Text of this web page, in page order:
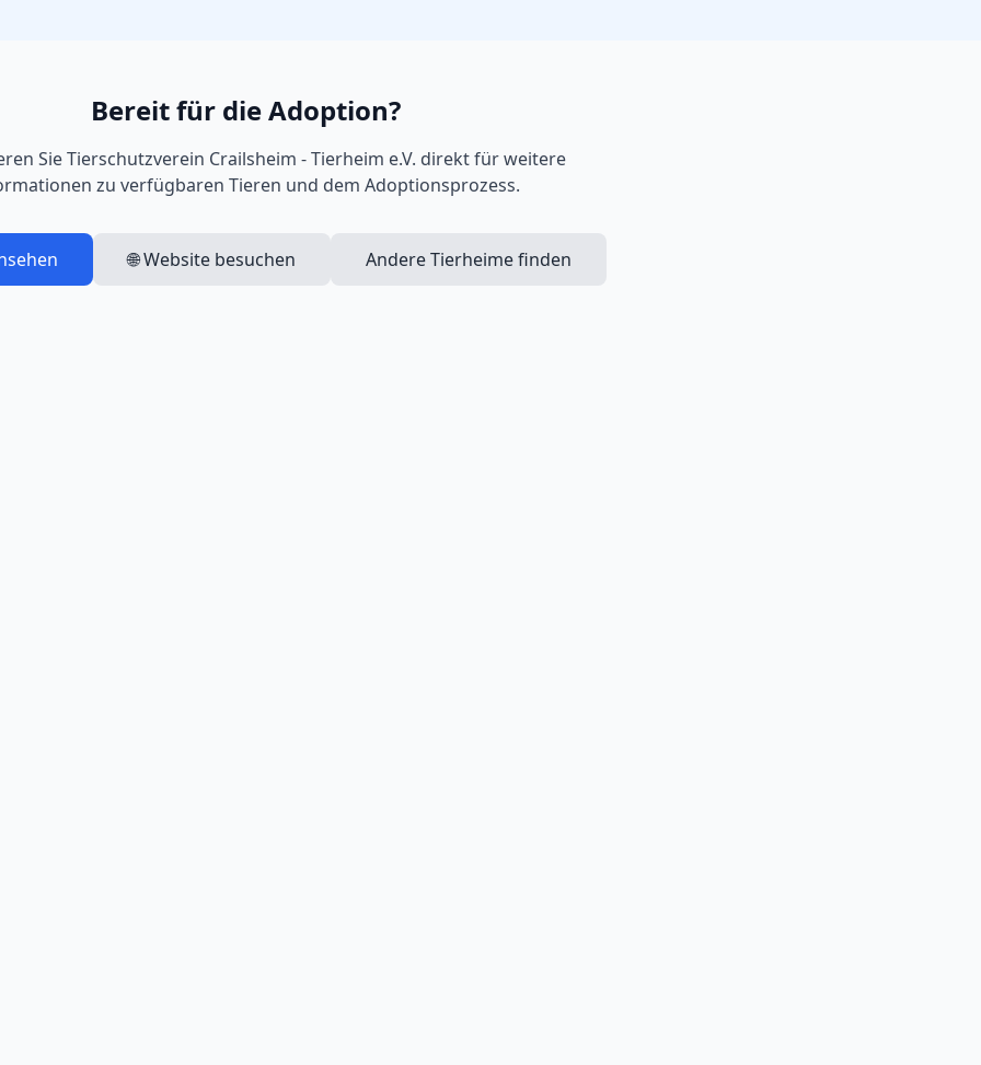
Bereit für die Adoption?
SieTierschutzverein Crailsheim - Tierheim e.V. direkt für weitere
zu verfügbaren Tieren und dem Adoptionsprozess.
🌐 Website besuchen Andere Tierheime finden